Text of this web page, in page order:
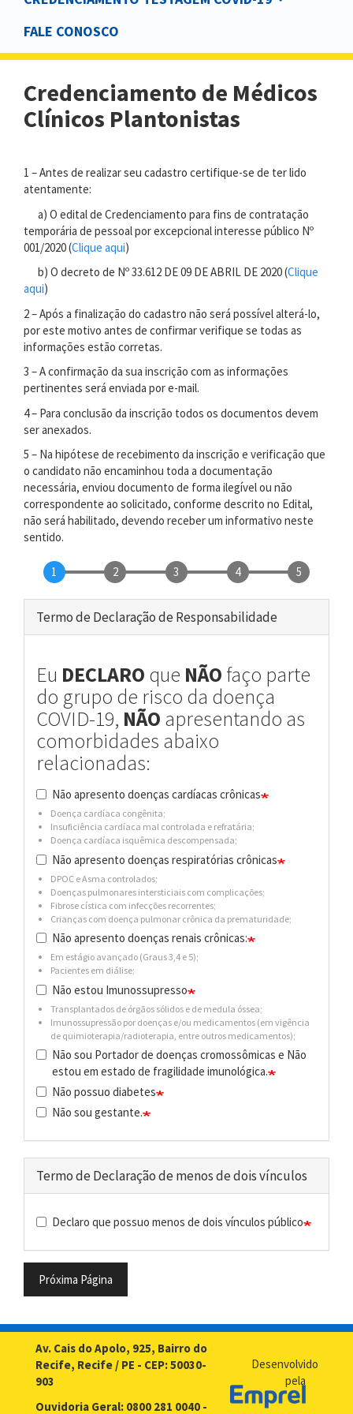
FALE CONOSCO
Credenciamento de Médicos
Clínicos Plantonistas
1 – Antes de realizar seu cadastro certifique-se de ter lido
atentamente:
a) O edital de Credenciamento para fins de contratação
temporária de pessoal por excepcional interesse público Nº
001/2020 (Clique aqui)
b) O decreto de Nº 33.612 DE 09 DE ABRIL DE 2020 (Clique
aqui)
2 – Após a finalização do cadastro não será possível alterá-lo,
por este motivo antes de confirmar verifique se todas as
informações estão corretas.
3 – A confirmação da sua inscrição com as informações
pertinentes será enviada por e-mail.
4 – Para conclusão da inscrição todos os documentos devem
ser anexados.
5 – Na hipótese de recebimento da inscrição e verificação que
o candidato não encaminhou toda a documentação
necessária, enviou documento de forma ilegível ou não
correspondente ao solicitado, conforme descrito no Edital,
não será habilitado, devendo receber um informativo neste
sentido.
1 2 3 4 5
Termo de Declaração de Responsabilidade
Eu DECLARO que NÃO faço parte
do grupo de risco da doença
COVID-19, NÃO apresentando as
comorbidades abaixo
relacionadas:
Não apresento doenças cardíacas crônicas
Doença cardíaca congênita;
Insuficiência cardíaca mal controlada e refratária;
Doença cardíaca isquêmica descompensada;
Não apresento doenças respiratórias crônicas
DPOC e Asma controlados;
Doenças pulmonares intersticiais com complicações;
Fibrose cística com infecções recorrentes;
Crianças com doença pulmonar crônica da prematuridade;
Não apresento doenças renais crônicas:
Em estágio avançado (Graus 3,4 e 5);
Pacientes em diálise;
Não estou Imunossupresso
Transplantados de órgãos sólidos e de medula óssea;
Imunossupressão por doenças e/ou medicamentos (em vigência
de quimioterapia/radioterapia, entre outros medicamentos);
Não sou Portador de doenças cromossômicas e Não
estou em estado de fragilidade imunológica.
Não possuo diabetes
Não sou gestante.
Termo de Declaração de menos de dois vínculos
Declaro que possuo menos de dois vínculos público
Próxima Página
Av. Cais do Apolo, 925, Bairro do
Recife, Recife / PE - CEP: 50030-
903
Ouvidoria Geral: 0800 281 0040 -
Desenvolvido
pela